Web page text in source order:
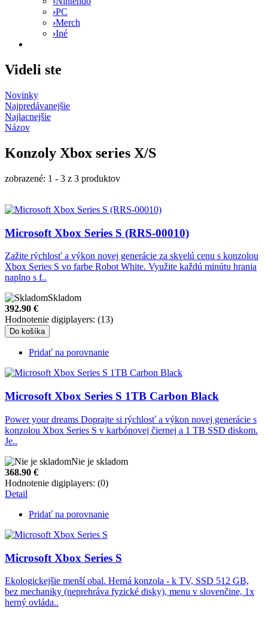
›PC
›Merch
›Iné
Videli ste
Novinky
Najpredávanejšie
Najlacnejšie
Názov
Konzoly Xbox series X/S
zobrazené: 1 - 3 z 3 produktov
Microsoft Xbox Series S (RRS-00010)
Zažite rýchlosť a výkon novej generácie za skvelú cenu s konzolou
Xbox Series S vo farbe Robot White. Využite každú minútu hrania
naplno s f..
Skladom
392.90 €
Hodnotenie digiplayers: (13)
Do košíka
Pridať na porovnanie
Microsoft Xbox Series S 1TB Carbon Black
Power your dreams Doprajte si rýchlosť a výkon novej generácie s
konzolou Xbox Series S v karbónovej čiernej a 1 TB SSD diskom.
Je..
Nie je skladom
368.90 €
Hodnotenie digiplayers: (0)
Detail
Pridať na porovnanie
Microsoft Xbox Series S
Ekologickejšie menší obal. Herná konzola - k TV, SSD 512 GB,
bez mechaniky (neprehráva fyzické disky), menu v slovenčine, 1x
herný ovláda..